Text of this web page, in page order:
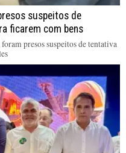
suspeitos de
ficarem com bens
presos suspeitos de tentativa